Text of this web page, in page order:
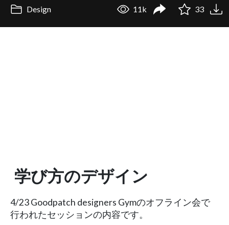
Design 11k 33
学び方のデザイン
4/23 Goodpatch designers Gymのオフライン会で
行われたセッションの内容です。